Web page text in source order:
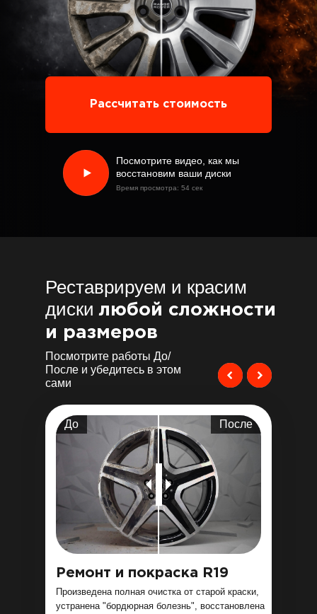
Рассчитать стоимость
Посмотрите видео, как мы
восстановим ваши диски
Время просмотра: 54 сек
Реставрируем и красим
дискилюбой сложности
и размеров
Посмотрите работы До/
После и убедитесь в этом
сами
До После
Ремонт и покраска R19
Произведена полная очистка от старой краски,
устранена "бордюрная болезнь", восстановлена